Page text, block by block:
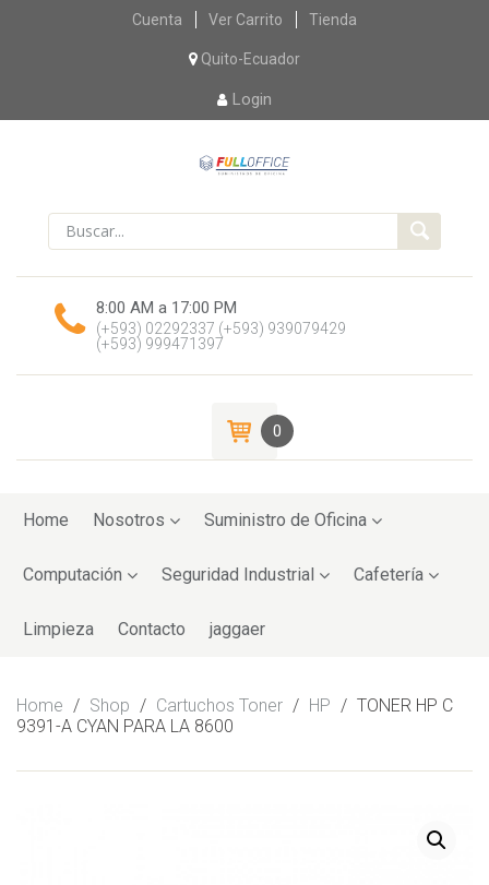
Skip
content
Cuenta Ver Carrito Tienda
Quito-Ecuador
Login
8:00 AM a 17:00 PM
(+593) 02292337 (+593) 939079429
(+593) 999471397
0
toHome Nosotros Suministro de Oficina
Computación Seguridad Industrial Cafetería
Limpieza Contacto jaggaer
Home / Shop / Cartuchos Toner / HP / TONER HP C
9391-A CYAN PARA LA 8600